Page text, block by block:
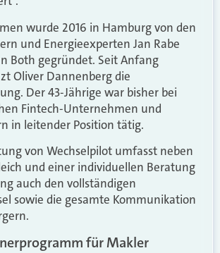
wurde 2016 in Hamburg von den
und Energieexperten Jan Rabe
Both gegründet. Seit Anfang
Oliver Dannenberg die
Der 43-Jährige war bisher bei
Fintech-Unternehmen und
in leitender Position tätig.
von Wechselpilot umfasst neben
und einer individuellen Beratung
auch den vollständigen
sowie die gesamte Kommunikation
für Makler